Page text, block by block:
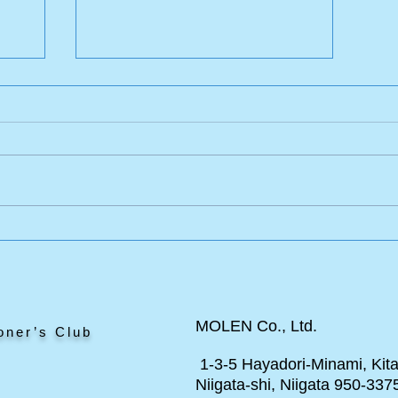
Club MOLEN Co., Ltd.
1-3-5 Hayadori-Minami,
Niigata-shi, Niigata 950-